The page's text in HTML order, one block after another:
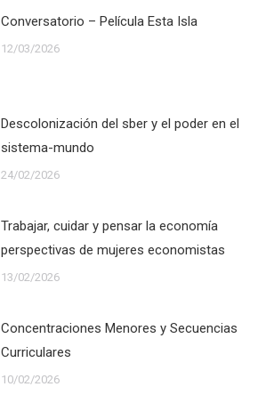
Conversatorio – Película Esta Isla
12/03/2026
Descolonización del sber y el poder en el
sistema-mundo
24/02/2026
Trabajar, cuidar y pensar la economía
perspectivas de mujeres economistas
13/02/2026
Concentraciones Menores y Secuencias
Curriculares
10/02/2026